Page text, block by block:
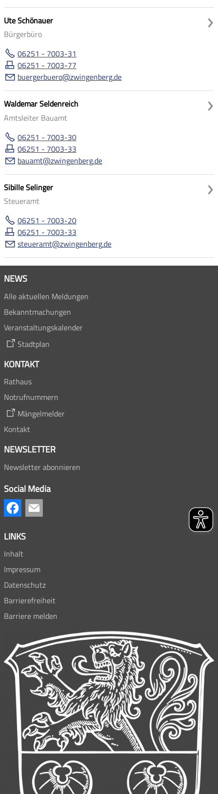
Ute Schönauer
Bürgerbüro
06251 - 7003-31
06251 - 7003-77
b
rg rb r zw ng nb rgd
Waldemar Seldenreich
Amtsleiter Bauamt
06251 - 7003-30
06251 - 7003-33
b
mt zw ng nb rgd
Sibille Selinger
Steueramt
06251 - 7003-20
06251 - 7003-33
st
r mt zw ng nb rgd
NEWS
Alle aktuellen Meldungen
Bekanntmachungen
Veranstaltungskalender
Stadtplan
KONTAKT
Rathaus
Notrufnummern
Mängelmelder
Kontakt
NEWSLETTER
Newsletter abonnieren
Social Media
LINKS
Inhalt
Impressum
Datenschutz
Barrierefreiheit
Barriere melden